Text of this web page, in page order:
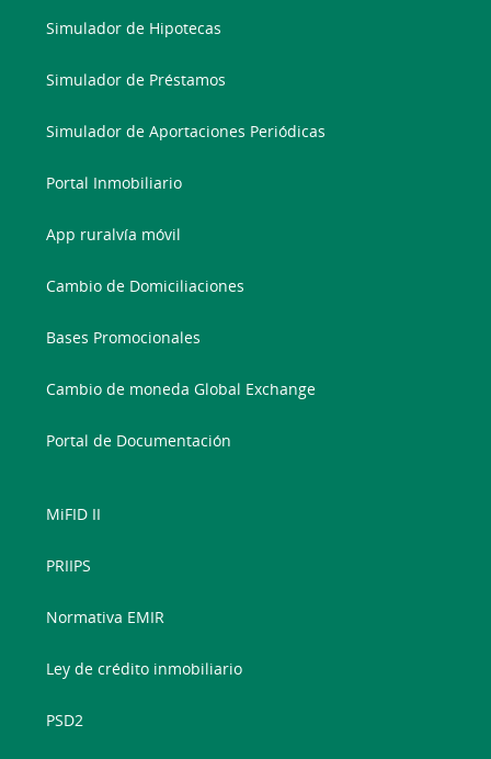
Simulador de Hipotecas
Simulador de Préstamos
Simulador de Aportaciones Periódicas
Portal Inmobiliario
App ruralvía móvil
Cambio de Domiciliaciones
Bases Promocionales
Cambio de moneda Global Exchange
Portal de Documentación
MiFID II
PRIIPS
Normativa EMIR
Ley de crédito inmobiliario
PSD2